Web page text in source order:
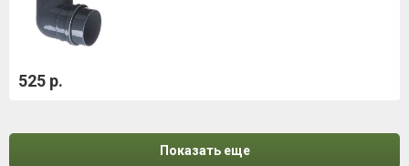
525 р.
Показать еще